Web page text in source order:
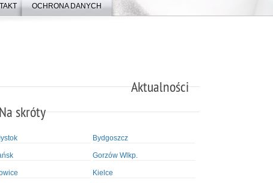
OCHRONA DANYCH
Aktualności
skróty
Bydgoszcz
Gorzów Wlkp.
Kielce